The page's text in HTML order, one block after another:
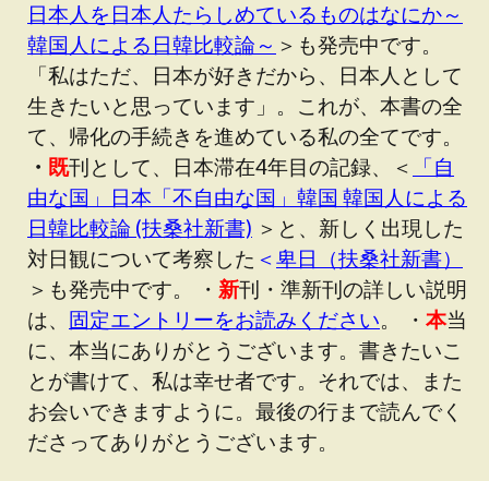
日本人を日本人たらしめているものはなにか～
韓国人による日韓比較論～ ＞も発売中です。
「私はただ、日本が好きだから、日本人として
生きたいと思っています」。これが、本書の全
て、帰化の手続きを進めている私の全てです。
・ 既刊として、日本滞在4年目の記録、＜
「自
由な国」日本「不自由な国」韓国 韓国人による
日韓比較論 (扶桑社新書) ＞と、新しく出現した
対日観について考察した ＜卑日（扶桑社新書）
＞も発売中です。 ・ 新刊・準新刊の詳しい説明
は、 固定エントリーをお読みください。 ・ 本当
に、本当にありがとうございます。書きたいこ
とが書けて、私は幸せ者です。それでは、また
お会いできますように。最後の行まで読んでく
ださってありがとうございます。